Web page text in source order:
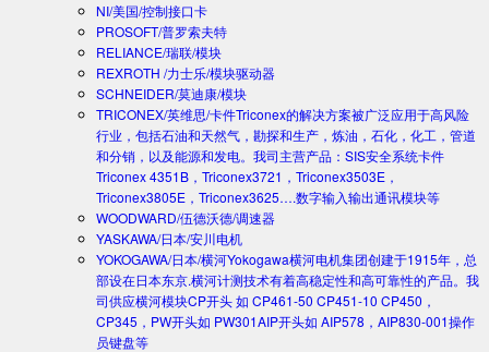
NI/美国/控制接口卡
PROSOFT/普罗索夫特
RELIANCE/瑞联/模块
REXROTH /力士乐/模块驱动器
SCHNEIDER/莫迪康/模块
TRICONEX/英维思/卡件Triconex的解决方案被广泛应用于高风险
行业，包括石油和天然气，勘探和生产，炼油，石化，化工，管道
和分销，以及能源和发电。我司主营产品：SIS安全系统卡件
Triconex 4351B，Triconex3721，Triconex3503E，
Triconex3805E，Triconex3625….数字输入输出通讯模块等
WOODWARD/伍德沃德/调速器
YASKAWA/日本/安川电机
YOKOGAWA/日本/横河Yokogawa横河电机集团创建于1915年，总
部设在日本东京.横河计测技术有着高稳定性和高可靠性的产品。我
司供应横河模块CP开头 如 CP461-50 CP451-10 CP450，
CP345，PW开头如 PW301AIP开头如 AIP578，AIP830-001操作
员键盘等